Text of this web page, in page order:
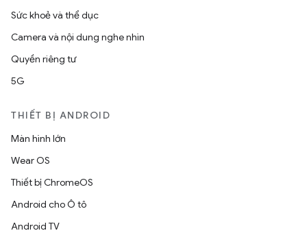
Sức khoẻ và thể dục
Camera và nội dung nghe nhìn
Quyền riêng tư
5G
THIẾT BỊ ANDROID
Màn hình lớn
Wear OS
Thiết bị ChromeOS
Android cho Ô tô
Android TV